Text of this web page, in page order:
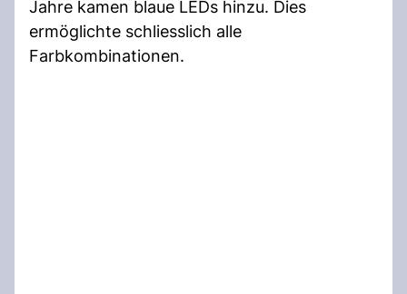
Jahre kamen blaue LEDs hinzu. Dies
ermöglichte schliesslich alle
Farbkombinationen.